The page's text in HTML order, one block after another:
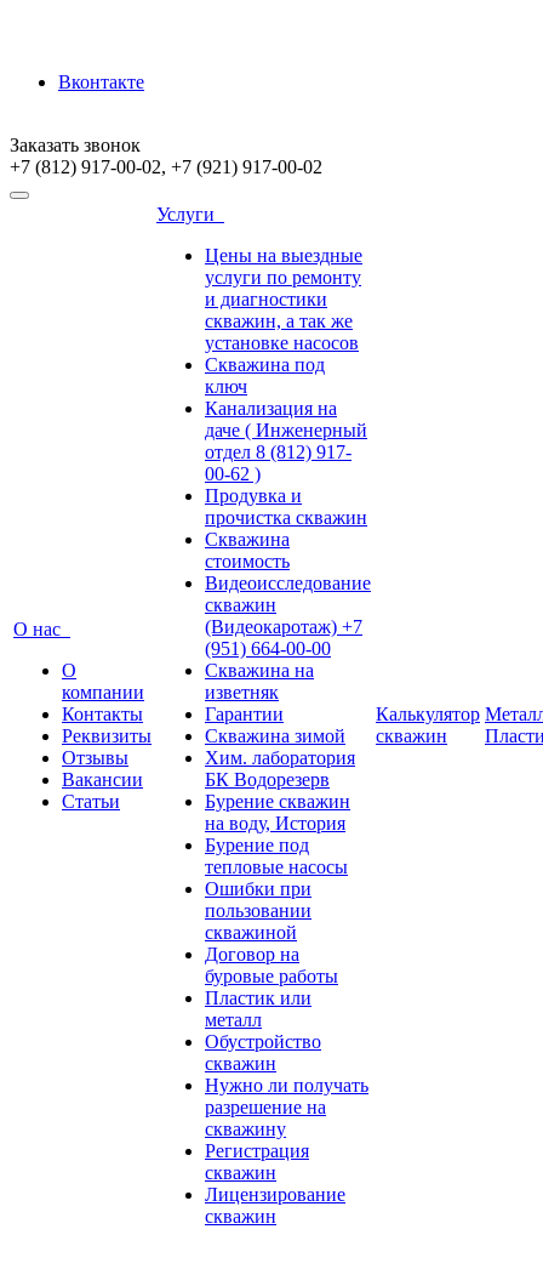
Вконтакте
Заказать звонок
+7 (812) 917-00-02, +7 (921) 917-00-02
О нас
О
компании
Контакты
Реквизиты
Отзывы
Вакансии
Статьи
Услуги
Цены на выездные
услуги по ремонту
и диагностики
скважин, а так же
установке насосов
Скважина под
ключ
Канализация на
даче ( Инженерный
отдел 8 (812) 917-
00-62 )
Продувка и
прочистка скважин
Скважина
стоимость
Видеоисследование
скважин
(Видеокаротаж) +7
(951) 664-00-00
Скважина на
изветняк
Гарантии
Скважина зимой
Хим. лаборатория
БК Водорезерв
Бурение скважин
на воду, История
Бурение под
тепловые насосы
Ошибки при
пользовании
скважиной
Договор на
буровые работы
Пластик или
металл
Обустройство
скважин
Нужно ли получать
разрешение на
скважину
Регистрация
скважин
Лицензирование
скважин
Калькулятор
скважин